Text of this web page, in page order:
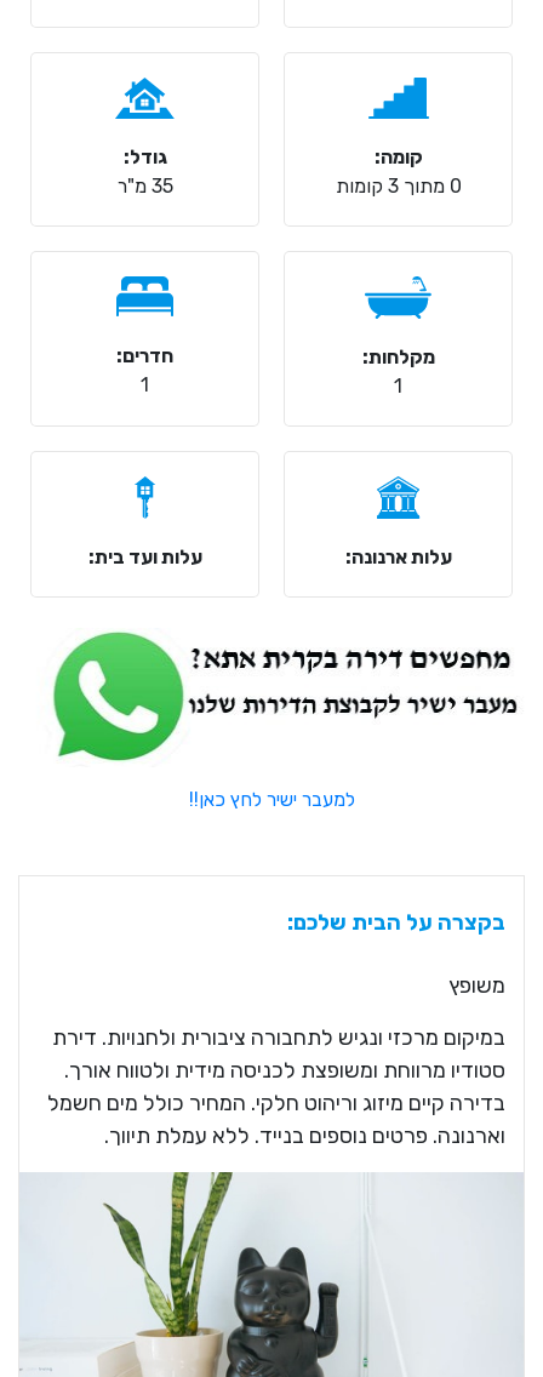
קומה:
0 מתוך 3 קומות
גודל:
35 מ"ר
מקלחות:
1
חדרים:
1
עלות ארנונה: עלות ועד בית:
למעבר ישיר לחץ כאן!!
בקצרה על הבית שלכם:
משופץ
במיקום מרכזי ונגיש לתחבורה ציבורית ולחנויות. דירת
סטודיו מרווחת ומשופצת לכניסה מידית ולטווח אורך.
בדירה קיים מיזוג וריהוט חלקי. המחיר כולל מים חשמל
וארנונה. פרטים נוספים בנייד. ללא עמלת תיווך.